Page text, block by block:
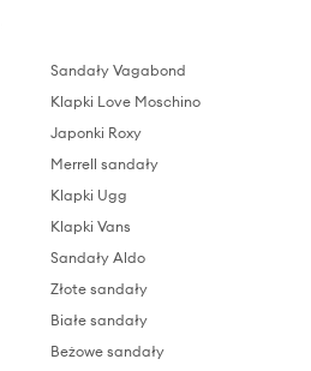
Sandały Vagabond
Klapki Love Moschino
Japonki Roxy
Merrell sandały
Klapki Ugg
Klapki Vans
Sandały Aldo
Złote sandały
Białe sandały
Beżowe sandały